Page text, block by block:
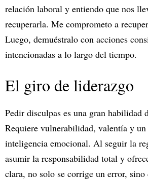
relación laboral y entiendo que nos
recuperarla. Me comprometo a
Luego, demuéstralo con acciones
intencionadas a lo largo del tiempo.
El giro de liderazgo
Pedir disculpas es una gran habilidad
Requiere vulnerabilidad, valentía y
inteligencia emocional. Al seguir la
asumir la responsabilidad total y
clara, no solo se corrige un error, sino